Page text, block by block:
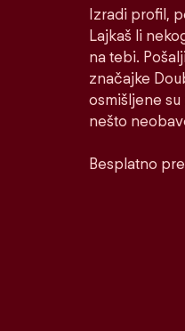
Izradi profil,
Lajkaš li
na tebi.
značajke
osmišljene
nešto
Besplatno